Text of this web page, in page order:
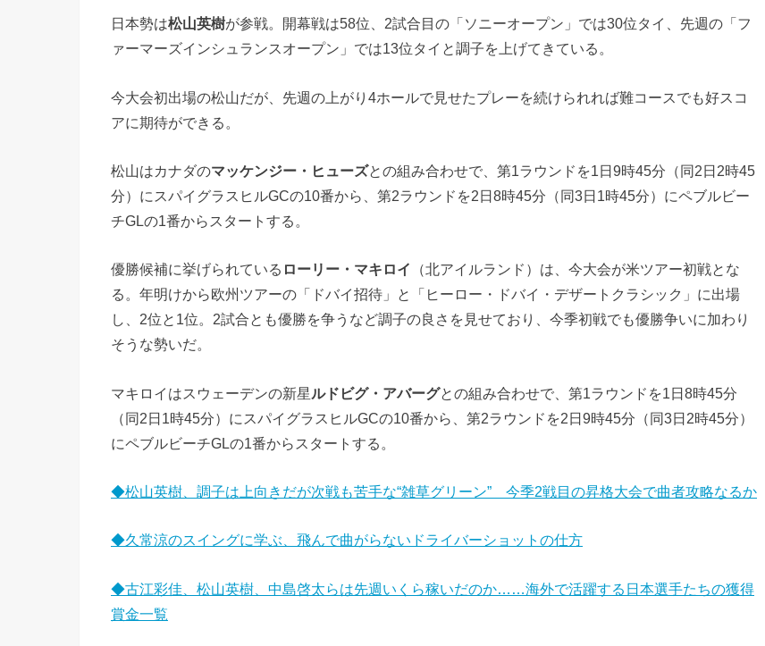
日本勢は松山英樹が参戦。開幕戦は58位、2試合目の「ソニーオープン」では30位タイ、先週の「フ
ァーマーズインシュランスオープン」では13位タイと調子を上げてきている。
今大会初出場の松山だが、先週の上がり4ホールで見せたプレーを続けられれば難コースでも好スコ
アに期待ができる。
松山はカナダのマッケンジー・ヒューズとの組み合わせで、第1ラウンドを1日9時45分（同2日2時45
分）にスパイグラスヒルGCの10番から、第2ラウンドを2日8時45分（同3日1時45分）にペブルビー
チGLの1番からスタートする。
優勝候補に挙げられている ローリー・マキロイ
（北アイルランド）は、今大会が米ツアー初戦とな
る。年明けから欧州ツアーの「ドバイ招待」と「ヒーロー・ドバイ・デザートクラシック」に出場
し、2位と1位。2試合とも優勝を争うなど調子の良さを見せており、今季初戦でも優勝争いに加わり
そうな勢いだ。
マキロイはスウェーデンの新星ルドビグ・アバーグとの組み合わせで、第1ラウンドを1日8時45分
（同2日1時45分）にスパイグラスヒルGCの10番から、第2ラウンドを2日9時45分（同3日2時45分）
にペブルビーチGLの1番からスタートする。
◆松山英樹、調子は上向きだが次戦も苦手な“雑草グリーン” 今季2戦目の昇格大会で曲者攻略なるか
◆久常涼のスイングに学ぶ、飛んで曲がらないドライバーショットの仕方
◆古江彩佳、松山英樹、中島啓太らは先週いくら稼いだのか……海外で活躍する日本選手たちの獲得
賞金一覧